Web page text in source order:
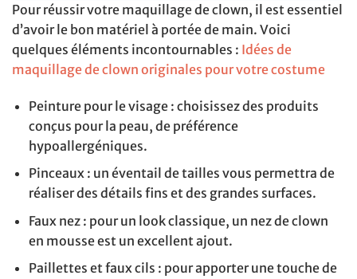
Pour réussir votre maquillage de clown, il est essentiel
d’avoir le bon matériel à portée de main. Voici
quelques éléments incontournables : Idées de
maquillage de clown originales pour votre costume
Peinture pour le visage : choisissez des produits
conçus pour la peau, de préférence
hypoallergéniques.
Pinceaux : un éventail de tailles vous permettra de
réaliser des détails fins et des grandes surfaces.
Faux nez : pour un look classique, un nez de clown
en mousse est un excellent ajout.
Paillettes et faux cils : pour apporter une touche de